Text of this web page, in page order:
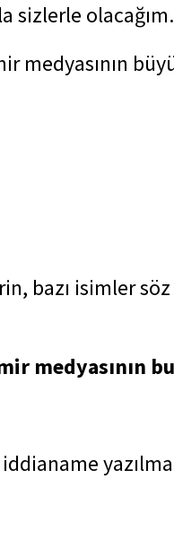
sizlerle olacağım.
medyasının
bazı isimler
medyasının